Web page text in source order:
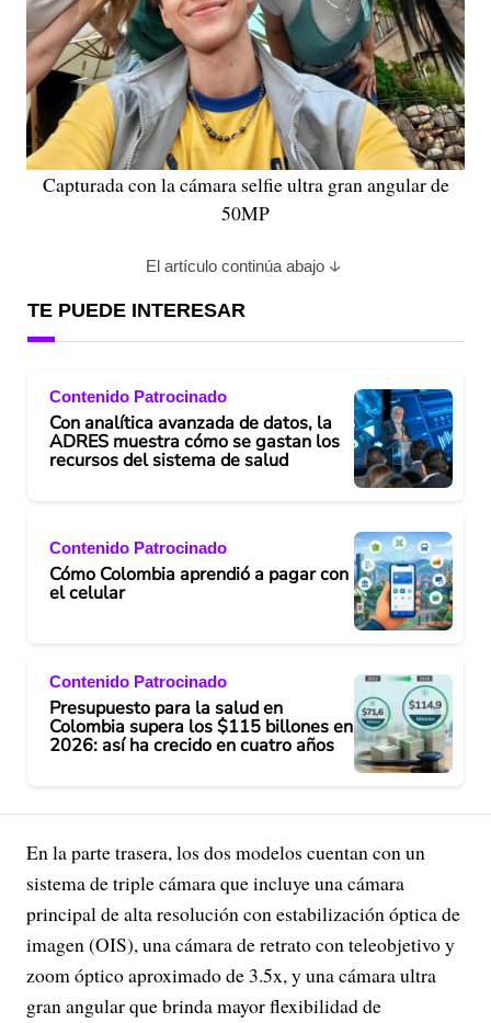
Capturada con la cámara selfie ultra gran angular de
50MP
El artículo continúa abajo
TE PUEDE INTERESAR
Contenido Patrocinado
Con analítica avanzada de datos, la
ADRES muestra cómo se gastan los
recursos del sistema de salud
Contenido Patrocinado
Cómo Colombia aprendió a pagar con
el celular
Contenido Patrocinado
Presupuesto para la salud en
Colombia supera los $115 billones en
2026: así ha crecido en cuatro años
En la parte trasera, los dos modelos cuentan con un
sistema de triple cámara que incluye una cámara
principal de alta resolución con estabilización óptica de
imagen (OIS), una cámara de retrato con teleobjetivo y
zoom óptico aproximado de 3.5x, y una cámara ultra
gran angular que brinda mayor flexibilidad de